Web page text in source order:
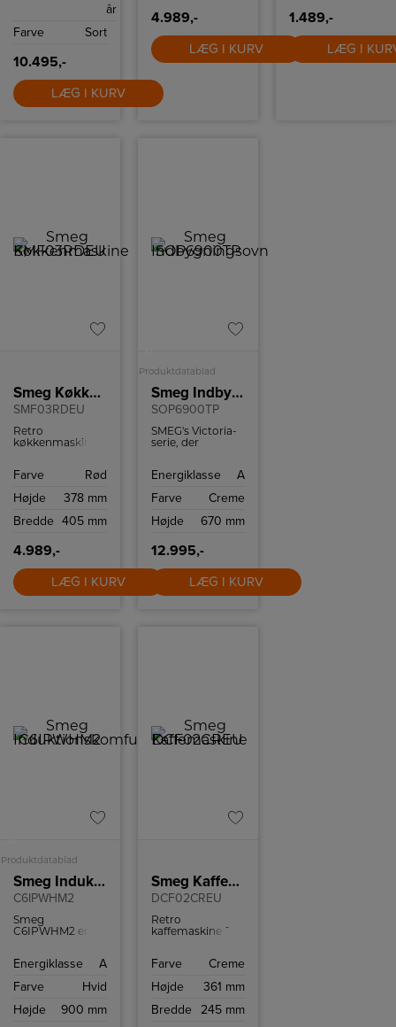
år
Farve
Sort
10.495,-
LÆG I KURV
4.989,-
LÆG I KURV
1.489,-
LÆG I
Smeg Køkkenmaskine
SMF03RDEU
Retro
køkkenmaskine
og
Farve
Rød
Højde
378 mm
Bredde 405 mm
4.989,-
LÆG I KURV
Produktdatablad
Smeg Indbygningsovn
SOP6900TP
SMEG's Victoria-
serie, der
med moderne
ovn i cremefarve
design og rustfrit
tilføjer elegance
til ethvert
køkken.
Energiklasse
A
Farve
Creme
Højde
670 mm
12.995,-
LÆG I KURV
Produktdatablad
Smeg Induktionskomfur
C6IPWHM2
Smeg
C6IPWHM2 er
blanding af
ny teknologi og
skabt til at
Energiklasse
A
Farve
Hvid
Højde
900 mm
Smeg Kaffemaskine
DCF02CREU
Retro
kaffemaskine fra
til 10 kopper
Farve
Creme
Højde
361 mm
Bredde
245 mm